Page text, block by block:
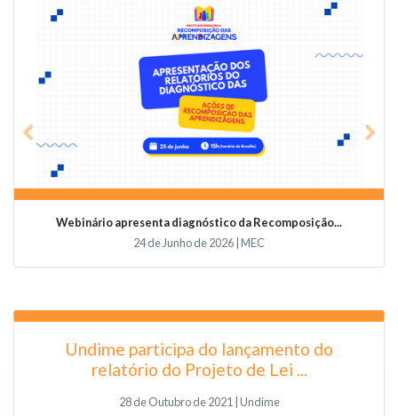
Webinário apresenta diagnóstico da Recomposição...
24 de Junho de 2026 | MEC
Previous
Undime participa do lançamento do
relatório do Projeto de Lei ...
28 de Outubro de 2021 | Undime